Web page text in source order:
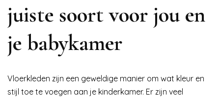
juiste soort voor jou en
je babykamer
Vloerkleden zijn een geweldige manier om wat kleur en
stijl toe te voegen aan je kinderkamer. Er zijn veel